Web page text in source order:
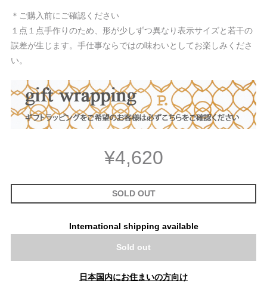
＊ご購入前にご確認ください
１点１点手作りのため、形が少しずつ異なり表示サイズと若干の
誤差が生じます。手仕事ならではの味わいとしてお楽しみくださ
い。
¥4,620
SOLD OUT
International shipping available
Sold out
日本国内にお住まいの方向け